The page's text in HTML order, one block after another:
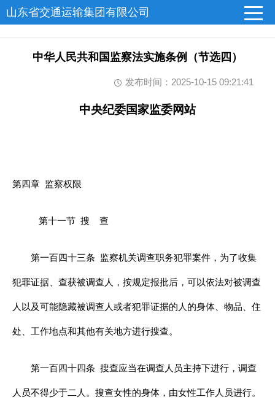
山东省交通运输集团有限公司
中华人民共和国监察法实施条例（节选四）
发布时间：2025-10-15 09:21:41
中央纪委国家监委网站
第四章 监察权限
第十一节 搜 查
第一百四十三条 监察机关调查职务犯罪案件，为了收集
犯罪证据、查获被调查人，按规定报批后，可以依法对被调查
人以及可能隐藏被调查人或者犯罪证据的人的身体、物品、住
处、工作地点和其他有关地方进行搜查。
第一百四十四条 搜查应当在调查人员主持下进行，调查
人员不得少于二人。搜查女性的身体，由女性工作人员进行。